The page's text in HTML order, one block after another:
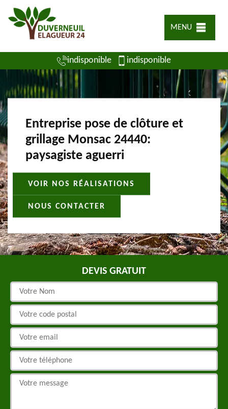
MENU
indisponible indisponible
Entreprise pose de clôture et
grillage Monsac 24440:
paysagiste aguerri
VOIR NOS RÉALISATIONS
NOUS CONTACTER
DEVIS GRATUIT